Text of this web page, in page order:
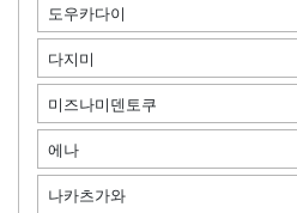
도우카다이
다지미
미즈나미덴토쿠
에나
나카츠가와